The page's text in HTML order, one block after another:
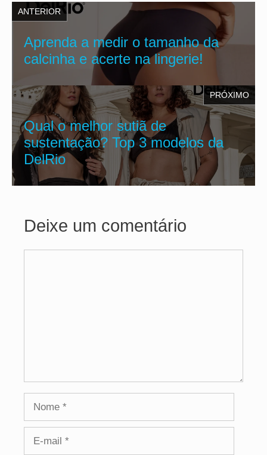
ANTERIOR
Aprenda a medir o tamanho da
calcinha e acerte na lingerie!
PRÓXIMO
Qual o melhor sutiã de
sustentação? Top 3 modelos da
DelRio
Deixe um comentário
Nome